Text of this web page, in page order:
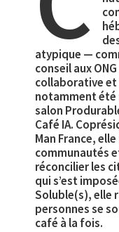
atypique —
conseil aux
collaborative et
notamment été
salon
Café IA.
Man France,
communautés
réconcilier les
qui s’est
Soluble(s), elle
personnes se
café à la fois.